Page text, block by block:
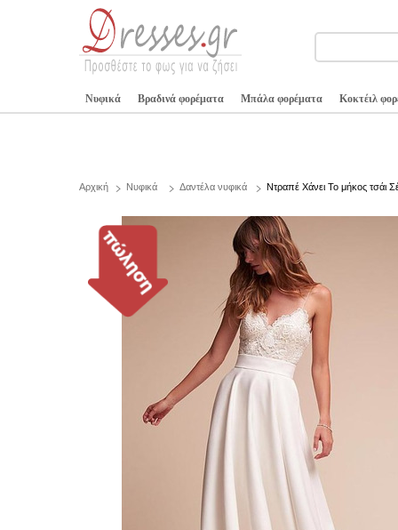
Νυφικά Βραδινά φορέματα Μπάλα φορέματα Κοκτέιλ
Αρχική Νυφικά Δαντέλα νυφικά Ντραπέ Χάνει Το μήκος τσάι